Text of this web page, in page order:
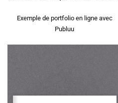
Exemple de portfolio en ligne avec
Publuu